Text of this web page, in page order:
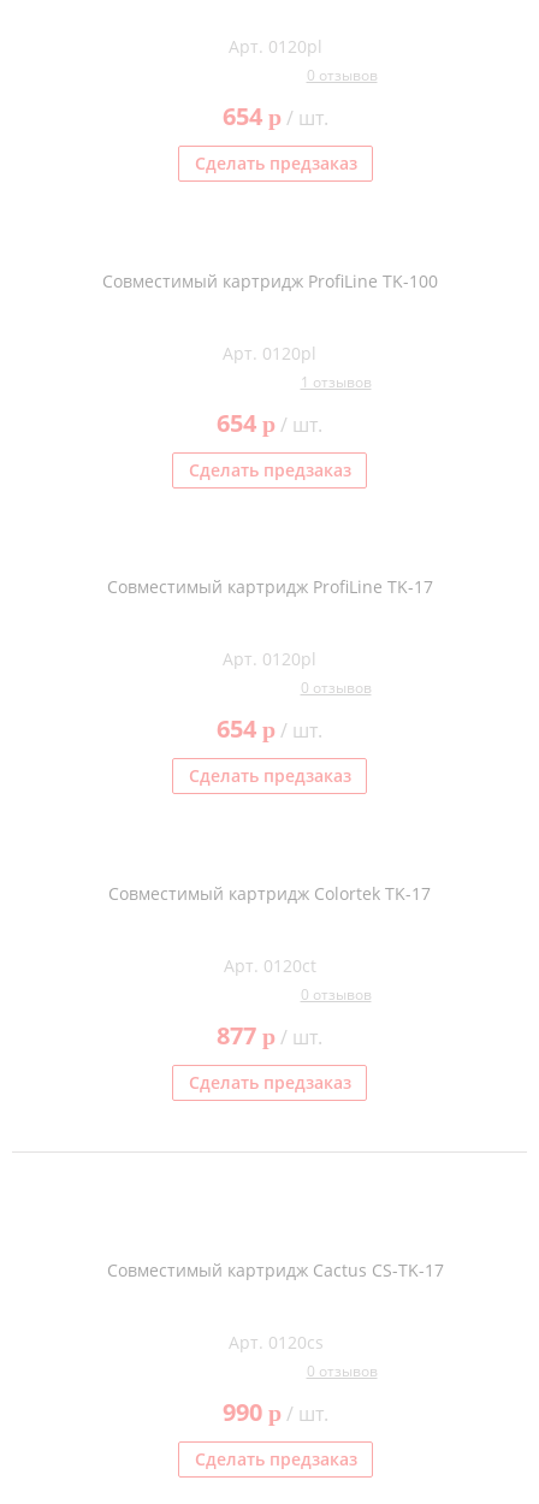
Арт. 0120pl
0 отзывов
654 p/ шт.
Сделать предзаказ
Совместимый картридж ProfiLine TK-100
Арт. 0120pl
1 отзывов
654 p/ шт.
Сделать предзаказ
Совместимый картридж ProfiLine TK-17
Арт. 0120pl
0 отзывов
654 p/ шт.
Сделать предзаказ
Совместимый картридж Colortek TK-17
Арт. 0120ct
0 отзывов
877 p/ шт.
Сделать предзаказ
Совместимый картридж Cactus CS-TK-17
Арт. 0120cs
0 отзывов
990 p/ шт.
Сделать предзаказ